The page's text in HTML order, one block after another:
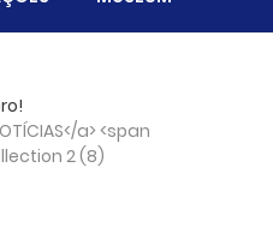
a> <span
2 (8)